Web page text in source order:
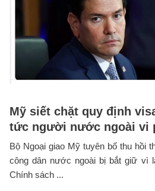
Mỹ siết chặt quy định
tức người nước ngoài vi
Bộ Ngoại giao Mỹ tuyên bố thu hồi
công dân nước ngoài bị bắt giữ vì
Chính sách ...